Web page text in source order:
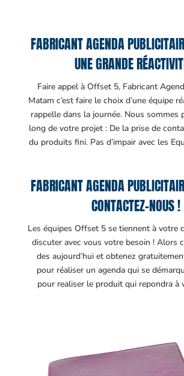
FABRICANT AGENDA
UNE GRANDE
Faire appel à Offset 5, Fabricant
Matam c’est faire le choix d’une équipe
rappelle dans la journée. Nous sommes
long de votre projet : De la prise de
du produits fini. Pas d’impair avec les
FABRICANT AGENDA
CONTACTEZ-NOUS !
Les équipes Offset 5 se tiennent à votre
discuter avec vous votre besoin ! Alors
des aujourd’hui et obtenez
pour réaliser un agenda qui se
pour realiser le produit qui repondra à